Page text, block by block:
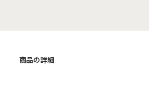
商品の詳細